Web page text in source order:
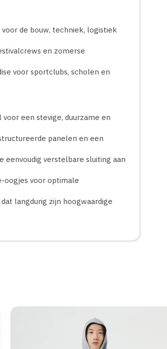
de bouw, techniek, logistiek
en zomerse
voor sportclubs, scholen en
een stevige, duurzame en
panelen en een
eenvoudig verstelbare sluiting aan
oogjes voor optimale
langdurig zijn hoogwaardige